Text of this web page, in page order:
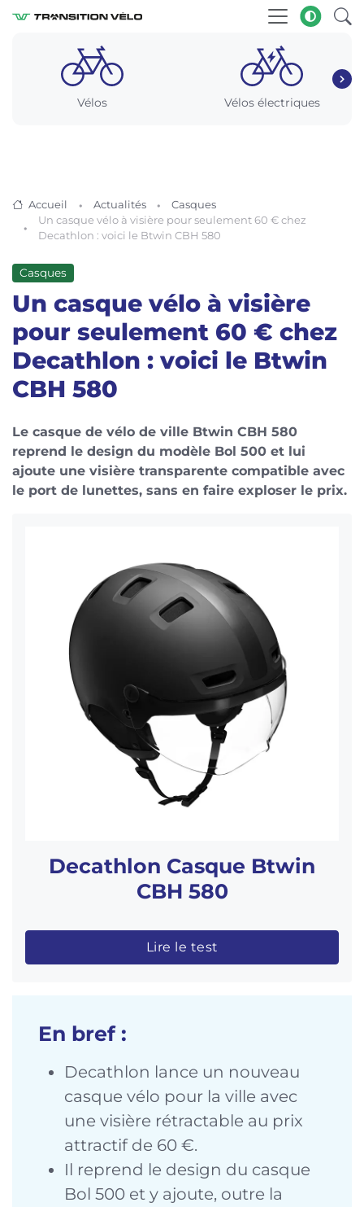
Vélos Vélos électriques
Accueil Actualités
Casques
Un casque vélo à visière pour seulement 60 € chez
Decathlon : voici le Btwin CBH 580
Casques
Un casque vélo à visière
pour seulement 60 € chez
Decathlon : voici le Btwin
CBH 580
Le casque de vélo de ville Btwin CBH 580
reprend le design du modèle Bol 500 et lui
ajoute une visière transparente compatible avec
le port de lunettes, sans en faire exploser le prix.
Decathlon Casque Btwin
CBH 580
Lire le test
En bref :
Decathlon lance un nouveau
casque vélo pour la ville avec
une visière rétractable au prix
attractif de 60 €.
Il reprend le design du casque
Bol 500 et y ajoute, outre la